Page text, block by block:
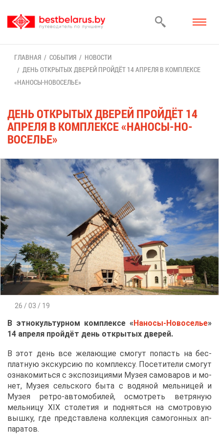
ГЛАВ­НАЯ СО­БЫ­ТИЯ
НО­ВО­СТИ
ДЕНЬ ОТ­КРЫ­ТЫХ ДВЕ­РЕЙ ПРОЙ­ДЁТ 14 АП­РЕ­ЛЯ В КОМ­ПЛЕК­СЕ
«НА­НО­СЫ-НО­ВО­СЕ­ЛЬЕ»
ДЕНЬ ОТ­КРЫ­ТЫХ ДВЕ­РЕЙ ПРОЙ­ДЁТ 14
АП­РЕ­ЛЯ В КОМ­ПЛЕК­СЕ «НА­НО­СЫ-НО­
ВО­СЕ­ЛЬЕ»
26 / 03 / 19
В эт­но­куль­тур­ном ком­плек­се «На­но­сы-Но­во­се­лье»
14 ап­ре­ля прой­дёт день от­кры­тых две­рей.
В этот день все же­ла­ю­щие смо­гут по­пасть на бес­
плат­ную экс­кур­сию по ком­плек­су. По­се­ти­те­ли смо­гут
озна­ко­мить­ся с экс­по­зи­ци­я­ми Му­зея са­мо­ва­ров и мо­
нет, Му­зея сель­ско­го бы­та с во­дя­ной мель­ни­цей и
Му­зея ре­тро-ав­то­мо­би­лей, осмот­реть вет­ря­ную
мель­ни­цу XIX сто­ле­тия и под­нять­ся на смот­ро­вую
выш­ку, где пред­став­ле­на кол­лек­ция са­мо­гон­ных ап­
па­ра­тов.